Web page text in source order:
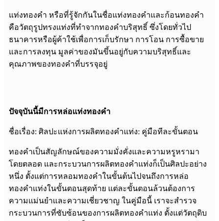
แท่งทองคำ หรือที่รู้จักกันในชื่อแท่งทองคำและก้อนทองคำ
คือวัตถุรูปทรงแท่งที่ทำจากทองคำบริสุทธิ์ ซึ่งโดยทั่วไป
ธนาคารหรือผู้ค้าใช้เพื่อการเก็บรักษา การโอน การซื้อขาย
และการลงทุน มูลค่าของมันขึ้นอยู่กับความบริสุทธิ์และ
คุณภาพของทองคำที่บรรจุอยู่
ปัจจุบันนี้มีการหล่อแท่งทองคำ
ชื่อเรื่อง: ศิลปะแห่งการผลิตทองคำแท่ง: คู่มือทีละขั้นตอน
ทองคำเป็นสัญลักษณ์ของความมั่งคั่งและความหรูหรามา
โดยตลอด และกระบวนการผลิตทองคำแท่งก็เป็นศิลปะอย่าง
หนึ่ง ตั้งแต่การหลอมทองคำในขั้นต้นไปจนถึงการหล่อ
ทองคำแท่งในขั้นตอนสุดท้าย แต่ละขั้นตอนล้วนต้องการ
ความแม่นยำและความเชี่ยวชาญ ในคู่มือนี้ เราจะสำรวจ
กระบวนการที่ซับซ้อนของการผลิตทองคำแท่ง ตั้งแต่วัตถุดิบ